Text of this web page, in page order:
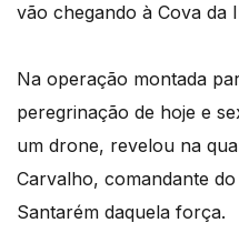
vão chegando à Cova da
Na operação montada
peregrinação de hoje e
um drone, revelou na
Carvalho, comandante
Santarém daquela força.